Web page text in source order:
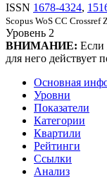
ISSN 1678-4324,
Scopus WoS CC Crossref
Уровень 2
ВНИМАНИЕ: Если
для него действует
Основная
Уровни
Показатели
Категории
Квартили
Рейтинги
Ссылки
Анализ